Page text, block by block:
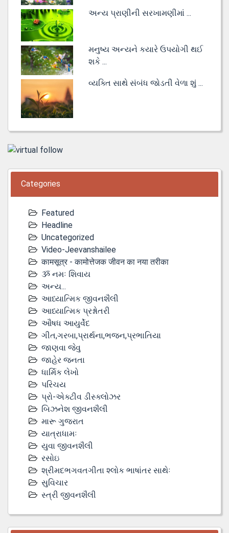
અન્ય પ્રાણીની સરખામણીમાં ...
મનુષ્ય અન્યને કયારે ઉપયોગી થઈ
શકે ...
વ્યક્તિ સાથે સંબંધ જોડતી વેળા શું ...
Categories
Featured
Headline
Uncategorized
Video-Jeevanshailee
कामसूत्र - कामोत्तेजक जीवन का नया तरीका
ૐ નમઃ શિવાય
અન્ય...
આધ્યાત્મિક જીવનશૈલી
આધ્યાત્મિક પ્રશ્નોતરી
ઔષધ આયુર્વેદ
ગીત,ગરબા,પ્રાર્થના,ભજન,પ્રભાતિયા
જાણવા જેવુ
જાહેર જનતા
ધાર્મિક લેખો
પરિચય
પ્રો-એક્ટીવ ડીસ્‍ક્લોઝર
બિઝનેશ જીવનશૈલી
મારૂ ગુજરાત
યાત્રાધામઃ
યુવા જીવનશૈલી
રસોઇ
શ્રીમદભગવતગીતા શ્લોક ભાષાંતર સાથેઃ
સુવિચાર
સ્ત્રી જીવનશૈલી